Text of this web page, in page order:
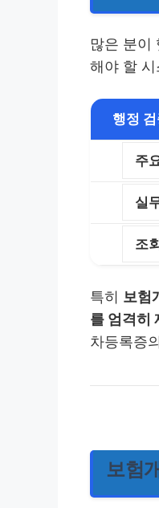
많은 분이
해야 할
행정
주
실
조
특히 보험
를 엄격히
차등록증
보험